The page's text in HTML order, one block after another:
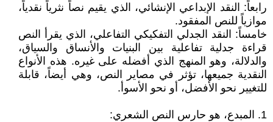
رابعاً: النقد الإبداعي الإنشائي، الذي يقيم نصاً نثرياً نقدياً،
موازياً للنص المفقود.
خامساً: النقد الجدلي التفكيكي التفاعلي، الذي يقرأ النص
قراءة جدلية تفاعلية بين البنيات والأنساق والسياق،
والدلالة، وهو المنهج الذي أفضله على غيره. هذه الأنواع
النقدية جميعها، تؤثر في مصاير النص، وهي أيضاً، قابلة
للتغيير نحو الأفضل، أو نحو الأسوأ.
1. المبدع، هو حارس النص الشعري: